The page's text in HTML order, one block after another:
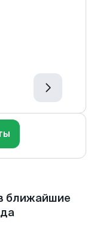
ближайшие